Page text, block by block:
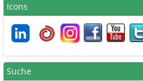
Icons
Suche